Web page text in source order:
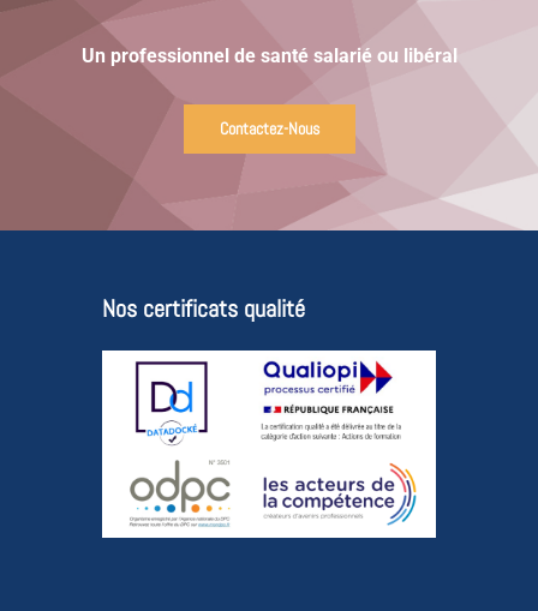
Un professionnel de santé salarié ou libéral
Contactez-Nous
Nos certificats qualité